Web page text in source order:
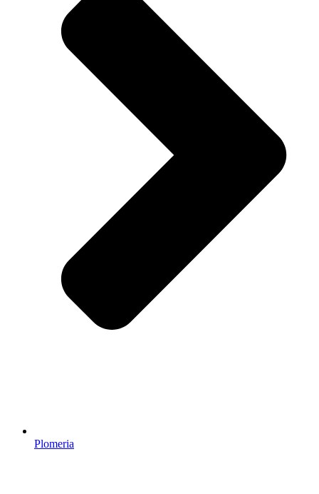
Plomeria